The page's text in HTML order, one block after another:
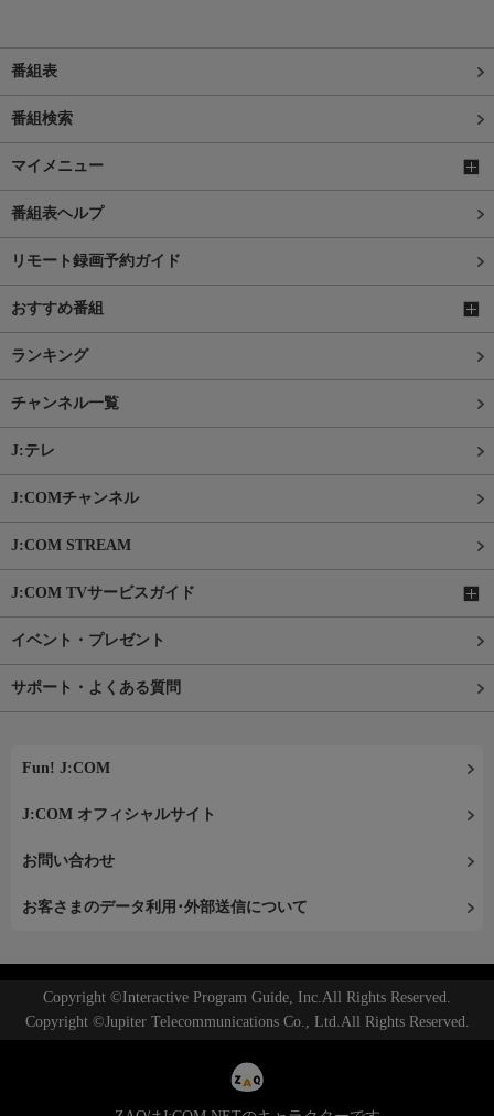
番組表
番組検索
マイメニュー
番組表ヘルプ
リモート録画予約ガイド
おすすめ番組
ランキング
チャンネル一覧
J:テレ
J:COMチャンネル
J:COM STREAM
J:COM TVサービスガイド
イベント・プレゼント
サポート・よくある質問
Fun! J:COM
J:COM オフィシャルサイト
お問い合わせ
お客さまのデータ利用･外部送信について
Copyright ©Interactive Program Guide, Inc.All Rights Reserved.
Copyright ©Jupiter Telecommunications Co., Ltd.All Rights Reserved.